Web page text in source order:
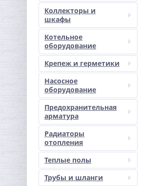
Коллекторы и
шкафы
Котельное
оборудование
Крепеж и герметики
Насосное
оборудование
Предохранительная
арматура
Радиаторы
отопления
Теплые полы
Трубы и шланги